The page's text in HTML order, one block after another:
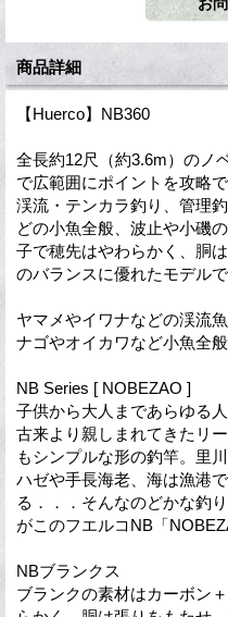
商品詳細
【Huerco】NB360
全長約12尺（約3.6m）のノ
で広範囲にポイントを攻略
渓流・テンカラ釣り、管理
どの小魚全般、波止や小磯
子で穂先はやわらかく、胴
のバランスに優れたモデル
ヤマメやイワナなどの渓流
ナゴやオイカワなど小魚全
NB Series [ NOBEZAO ]
子供から大人まであらゆる
古来より親しまれてきたリ
もシンプルな形の釣竿。里
ハゼや手長海老、海は漁港
る．．．そんなのどかな釣
がこのフエルコNB「
NBブランクス
ブランクの素材はカーボン